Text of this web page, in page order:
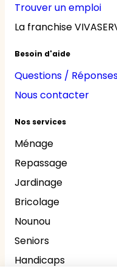
Trouver un emploi
La franchise
Besoin d'aide
Questions /
Nous contacter
Nos services
Ménage
Repassage
Jardinage
Bricolage
Nounou
Seniors
Handicaps